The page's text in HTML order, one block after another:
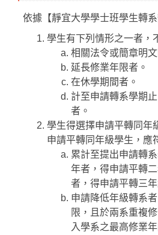
依據【靜宜大學學士班學生轉系
學生有下列情形之一者，
相關法令或簡章明
延長修業年限者。
在休學期間者。
計至申請轉系學期
者。
學生得選擇申請平轉同年
申請平轉同年級學生，應
累計至提出申請轉
年者，得申請平轉
者，得申請平轉三年
申請降低年級轉系
限，且於兩系重複
入學系之最高修業